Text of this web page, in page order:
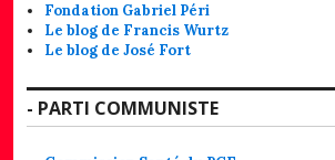
Fondation Gabriel Péri
Le blog de Francis Wurtz
Le blog de José Fort
- PARTI COMMUNISTE